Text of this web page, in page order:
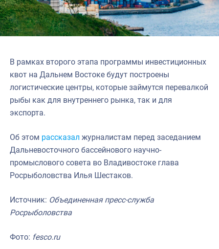
В рамках второго этапа программы инвестиционных
квот на Дальнем Востоке будут построены
логистические центры, которые займутся перевалкой
рыбы как для внутреннего рынка, так и для
экспорта.
Об этом рассказал журналистам перед заседанием
Дальневосточного бассейнового научно-
промыслового совета во Владивостоке глава
Росрыболовства Илья Шестаков.
Источник: Объединенная пресс-служба
Росрыболовства
Фото: fesco.ru